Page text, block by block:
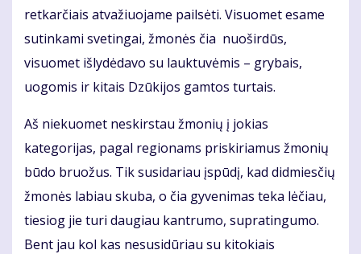
retkarčiais atvažiuojame pailsėti. Visuomet esame
sutinkami svetingai, žmonės čia nuoširdūs,
visuomet išlydėdavo su lauktuvėmis – grybais,
uogomis ir kitais Dzūkijos gamtos turtais.
Aš niekuomet neskirstau žmonių į jokias
kategorijas, pagal regionams priskiriamus žmonių
būdo bruožus. Tik susidariau įspūdį, kad didmiesčių
žmonės labiau skuba, o čia gyvenimas teka lėčiau,
tiesiog jie turi daugiau kantrumo, supratingumo.
Bent jau kol kas nesusidūriau su kitokiais